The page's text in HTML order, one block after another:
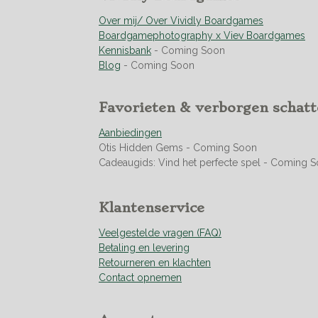
g
:
4
.
9
7
4
2
2
5
2
1
s
t
e
r
e
n
r
e
n
r
e
n
r
e
n
Over mij/ Over Vividly Boardgames
Boardgamephotography x Viev Boardgames
Kennisbank - Coming Soon
Blog - Coming Soon
Favorieten & verborgen
Aanbiedingen
Otis Hidden Gems - Coming Soon
Cadeaugids: Vind het perfecte spel - Coming
Klantenservice
Veelgestelde vragen (FAQ)
Betaling en levering
Retourneren en klachten
Contact opnemen